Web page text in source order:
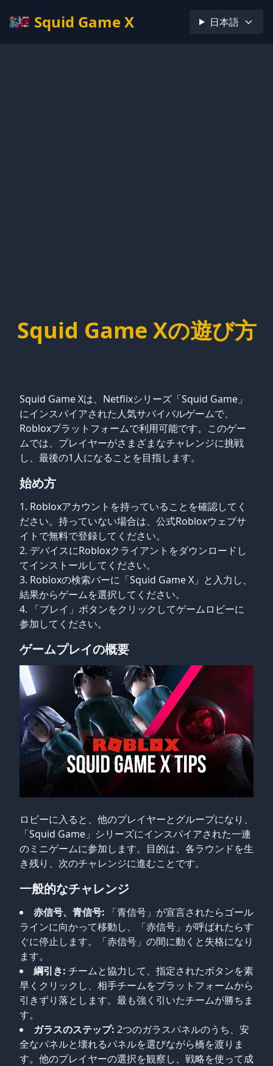
Squid Game X 日本語
Squid Game Xの遊び方
Squid Game Xは、Netflixシリーズ「Squid Game」
にインスパイアされた人気サバイバルゲームで、
Robloxプラットフォームで利用可能です。このゲー
ムでは、プレイヤーがさまざまなチャレンジに挑戦
し、最後の1人になることを目指します。
始め方
Robloxアカウントを持っていることを確認してく
ださい。持っていない場合は、公式Robloxウェブサ
イトで無料で登録してください。
デバイスにRobloxクライアントをダウンロードし
てインストールしてください。
Robloxの検索バーに「Squid Game X」と入力し、
結果からゲームを選択してください。
「プレイ」ボタンをクリックしてゲームロビーに
参加してください。
ゲームプレイの概要
ロビーに入ると、他のプレイヤーとグループになり、
「Squid Game」シリーズにインスパイアされた一連
のミニゲームに参加します。目的は、各ラウンドを生
き残り、次のチャレンジに進むことです。
一般的なチャレンジ
赤信号、青信号: 「青信号」が宣言されたらゴール
ラインに向かって移動し、「赤信号」が呼ばれたらす
ぐに停止します。「赤信号」の間に動くと失格になり
ます。
綱引き: チームと協力して、指定されたボタンを素
早くクリックし、相手チームをプラットフォームから
引きずり落とします。最も強く引いたチームが勝ちま
す。
ガラスのステップ: 2つのガラスパネルのうち、安
全なパネルと壊れるパネルを選びながら橋を渡りま
す。他のプレイヤーの選択を観察し、戦略を使って成